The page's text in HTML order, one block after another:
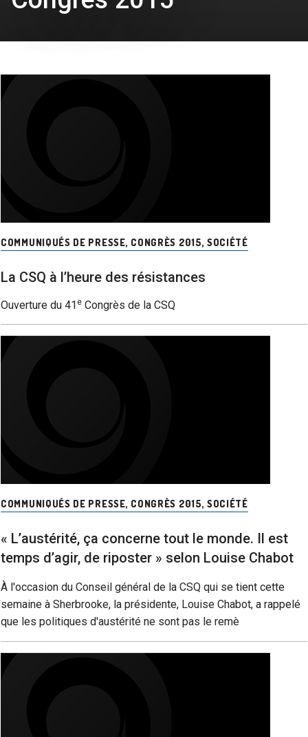
COMMUNIQUÉS DE PRESSE, CONGRÈS 2015, SOCIÉTÉ
La CSQ à l’heure des résistances
Ouverture du 41 e Congrès de la CSQ
COMMUNIQUÉS DE PRESSE, CONGRÈS 2015, SOCIÉTÉ
« L’austérité, ça concerne tout le monde. Il est
temps d’agir, de riposter » selon Louise Chabot
À l'occasion du Conseil général de la CSQ qui se tient cette
semaine à Sherbrooke, la présidente, Louise Chabot, a rappelé
que les politiques d'austérité ne sont pas le remè